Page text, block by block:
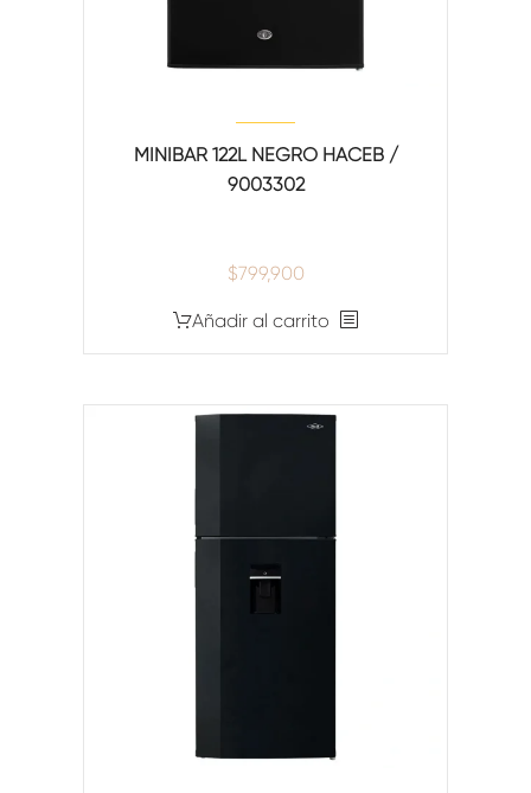
MINIBAR 122L NEGRO HACEB /
9003302
$799,900
Añadir al carrito